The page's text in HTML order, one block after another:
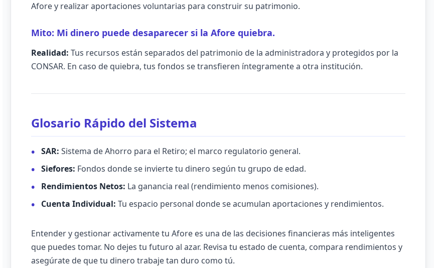
Afore y realizar aportaciones voluntarias para construir su patrimonio.
Mito: Mi dinero puede desaparecer si la Afore quiebra.
Realidad: Tus recursos están separados del patrimonio de la administradora y protegidos por la
CONSAR. En caso de quiebra, tus fondos se transfieren íntegramente a otra institución.
Glosario Rápido del Sistema
SAR: Sistema de Ahorro para el Retiro; el marco regulatorio general.
Siefores: Fondos donde se invierte tu dinero según tu grupo de edad.
Rendimientos Netos: La ganancia real (rendimiento menos comisiones).
Cuenta Individual: Tu espacio personal donde se acumulan aportaciones y rendimientos.
Entender y gestionar activamente tu Afore es una de las decisiones financieras más inteligentes
que puedes tomar. No dejes tu futuro al azar. Revisa tu estado de cuenta, compara rendimientos y
asegúrate de que tu dinero trabaje tan duro como tú.